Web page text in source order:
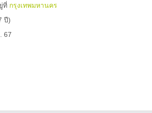
ที่ กรุงเทพมหานคร
ปี)
67